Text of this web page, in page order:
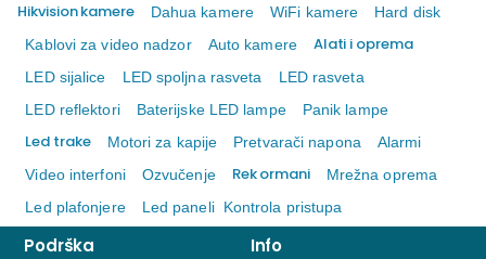
Hikvision kamere Dahua kamere WiFi kamere
Hard disk
Kablovi za video nadzor
Auto kamere Alati i oprema
LED sijalice LED spoljna rasveta
LED rasveta
LED reflektori
Baterijske LED lampe Panik lampe
Led trake Motori za kapije Pretvarači napona
Alarmi
Video interfoni
Ozvučenje Rek ormani
Mrežna oprema
Led plafonjere
Led paneli Kontrola pristupa
Podrška Info